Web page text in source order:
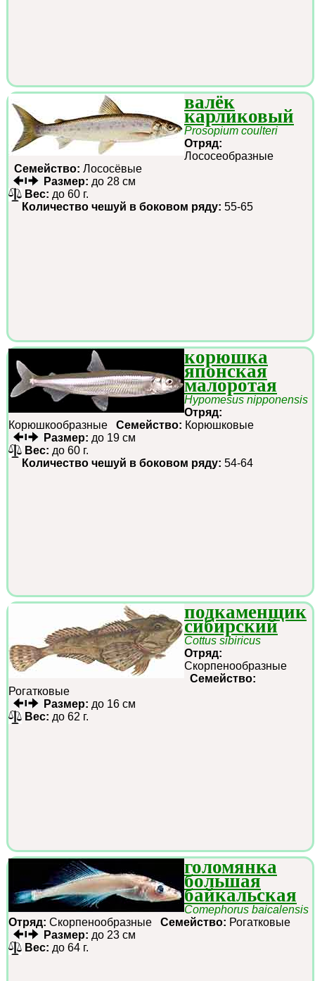
валёк
карликовый
Prosopium coulteri
Отряд:
Лососеобразные
Семейство: Лососёвые
Размер: до 28 см
Вес: до 60 г.
Количество чешуй в боковом ряду: 55-65
корюшка
японская
малоротая
Hypomesus nipponensis
Отряд:
Корюшкообразные Семейство: Корюшковые
Размер: до 19 см
Вес: до 60 г.
Количество чешуй в боковом ряду: 54-64
подкаменщик
сибирский
Cottus sibiricus
Отряд:
Скорпенообразные
Семейство:
Рогатковые
Размер: до 16 см
Вес: до 62 г.
голомянка
большая
байкальская
Comephorus baicalensis
Отряд: Скорпенообразные Семейство: Рогатковые
Размер: до 23 см
Вес: до 64 г.